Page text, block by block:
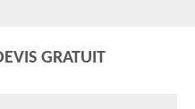
GRATUIT